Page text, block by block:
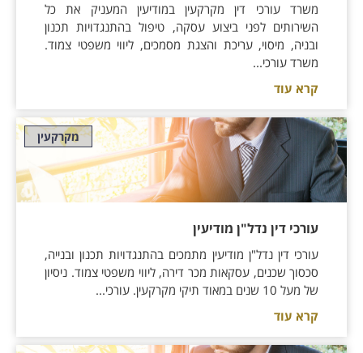
משרד עורכי דין מקרקעין במודיעין המעניק את כל
השירותים לפני ביצוע עסקה, טיפול בהתנגדויות תכנון
ובניה, מיסוי, עריכת והצגת מסמכים, ליווי משפטי צמוד.
משרד עורכי...
קרא עוד
מקרקעין
עורכי דין נדל"ן מודיעין
עורכי דין נדל"ן מודיעין מתמכים בהתנגדויות תכנון ובנייה,
סכסוך שכנים, עסקאות מכר דירה, ליווי משפטי צמוד. ניסיון
של מעל 10 שנים במאוד תיקי מקרקעין. עורכי...
קרא עוד